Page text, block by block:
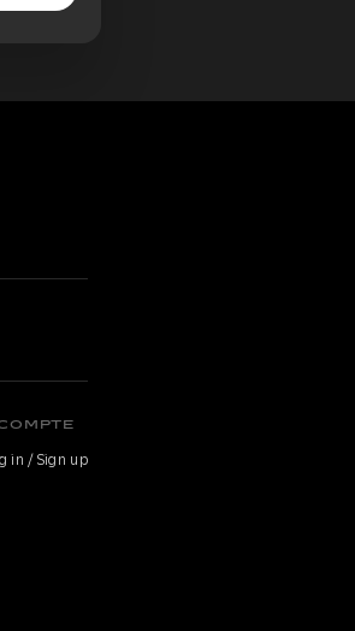
in / Sign up